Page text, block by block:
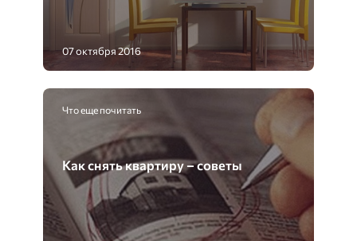
07 октября 2016
Что еще почитать
Как снять квартиру – советы